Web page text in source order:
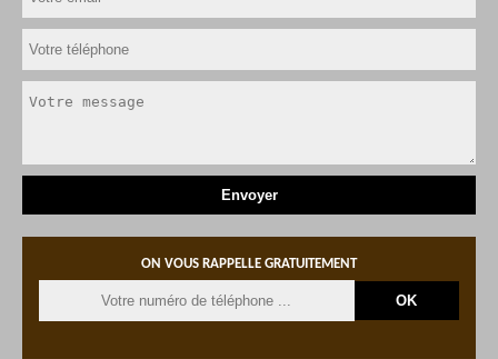
ON VOUS RAPPELLE GRATUITEMENT